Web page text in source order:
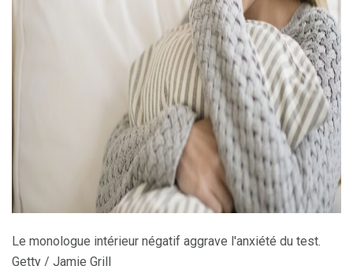
ad
Le monologue intérieur négatif aggrave l'anxiété du test.
Getty / Jamie Grill